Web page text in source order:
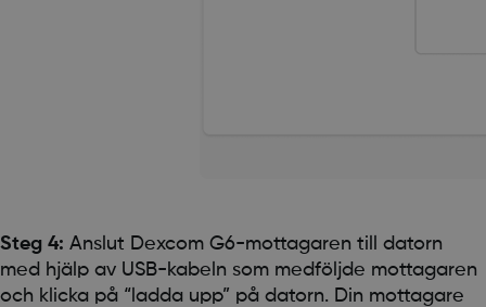
Steg 4: Anslut Dexcom G6-mottagaren till datorn
med hjälp av USB-kabeln som medföljde mottagaren
och klicka på “ladda upp” på datorn. Din mottagare